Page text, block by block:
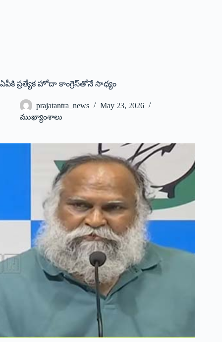
ఏపీకి ప్రత్యేక హోదా కాంగ్రెస్‌తోనే సాధ్యం
prajatantra_news
May 23, 2026
ముఖ్యాంశాలు